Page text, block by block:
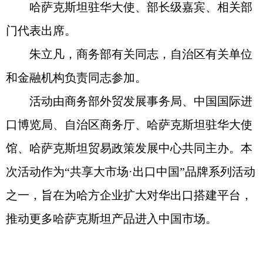
哈萨克斯坦驻华大使、部长级嘉宾、相关部
门代表出席。
朱立凡，商务部有关同志，自治区有关单位
和金融机构负责同志参加。
活动由商务部外贸发展事务局、中国国际进
口博览局、自治区商务厅、哈萨克斯坦驻华大使
馆、哈萨克斯坦贸易政策发展中心共同主办。本
次活动作为“共享大市场·出口中国”品牌系列活动
之一，旨在为哈方企业扩大对华出口搭建平台，
推动更多哈萨克斯坦产品进入中国市场。